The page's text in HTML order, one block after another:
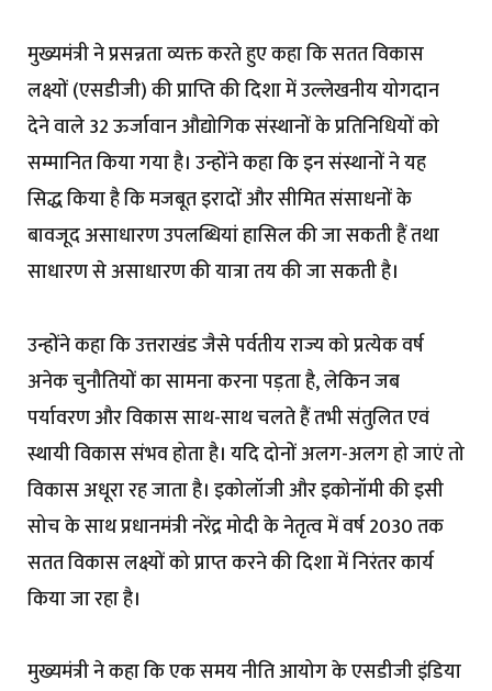
मुख्यमंत्री ने प्रसन्नता व्यक्त करते हुए कहा कि सतत विकास
लक्ष्यों (एसडीजी) की प्राप्ति की दिशा में उल्लेखनीय योगदान
देने वाले 32 ऊर्जावान औद्योगिक संस्थानों के प्रतिनिधियों को
सम्मानित किया गया है। उन्होंने कहा कि इन संस्थानों ने यह
सिद्ध किया है कि मजबूत इरादों और सीमित संसाधनों के
बावजूद असाधारण उपलब्धियां हासिल की जा सकती हैं तथा
साधारण से असाधारण की यात्रा तय की जा सकती है।
उन्होंने कहा कि उत्तराखंड जैसे पर्वतीय राज्य को प्रत्येक वर्ष
अनेक चुनौतियों का सामना करना पड़ता है, लेकिन जब
पर्यावरण और विकास साथ-साथ चलते हैं तभी संतुलित एवं
स्थायी विकास संभव होता है। यदि दोनों अलग-अलग हो जाएं तो
विकास अधूरा रह जाता है। इकोलॉजी और इकोनॉमी की इसी
सोच के साथ प्रधानमंत्री नरेंद्र मोदी के नेतृत्व में वर्ष 2030 तक
सतत विकास लक्ष्यों को प्राप्त करने की दिशा में निरंतर कार्य
किया जा रहा है।
मुख्यमंत्री ने कहा कि एक समय नीति आयोग के एसडीजी इंडिया